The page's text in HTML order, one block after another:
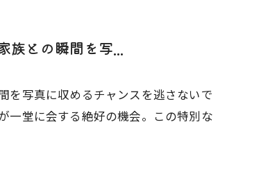
族との瞬間を写...
を写真に収めるチャンスを逃さないで
一堂に会する絶好の機会。この特別な